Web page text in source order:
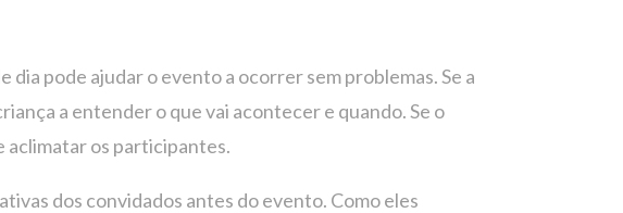
pode ajudar o evento a ocorrer sem problemas. Se a
a entender o que vai acontecer e quando. Se o
aclimatar os participantes.
dos convidados antes do evento. Como eles